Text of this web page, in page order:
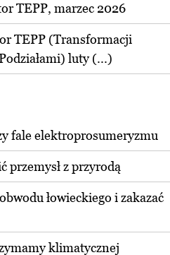
TEPP, marzec 2026
TEPP (Transformacji
luty (...)
fale elektroprosumeryzmu
przemysł z przyrodą
łowieckiego i zakazać
klimatycznej